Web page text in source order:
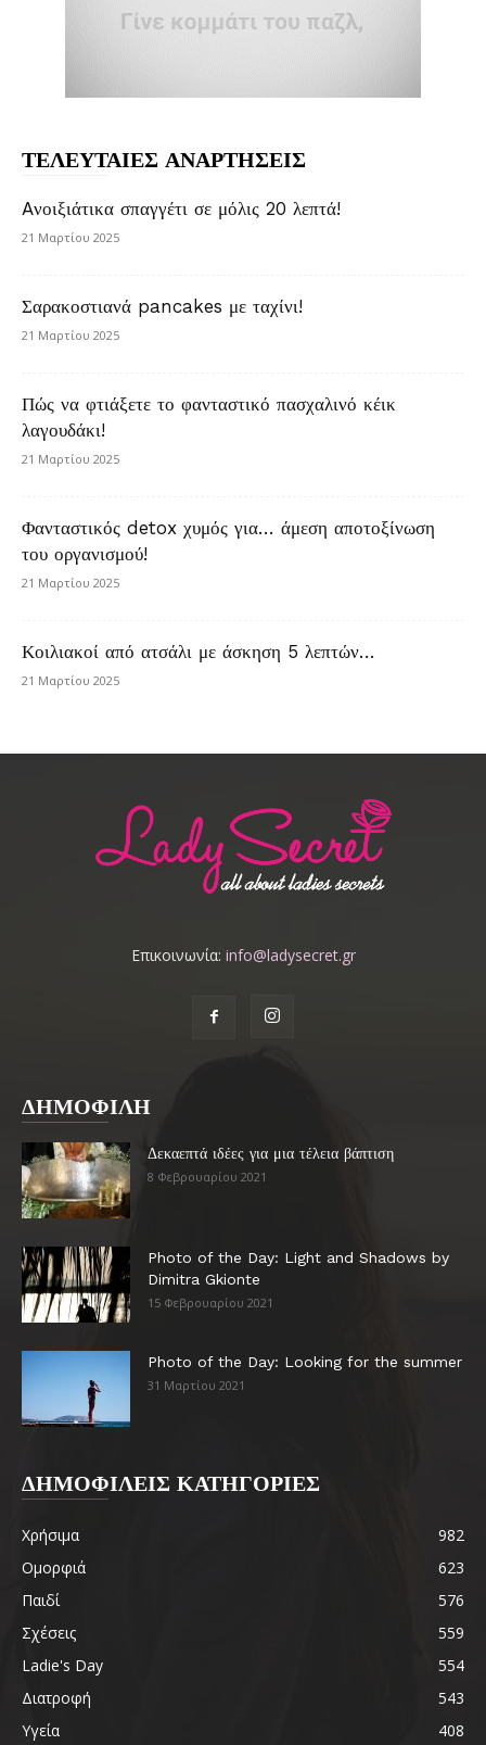
ΤΕΛΕΥΤΑΙΕΣ ΑΝΑΡΤΗΣΕΙΣ
Aνοιξιάτικα σπαγγέτι σε μόλις 20 λεπτά!
21 Μαρτίου 2025
Σαρακοστιανά pancakes με ταχίνι!
21 Μαρτίου 2025
Πώς να φτιάξετε το φανταστικό πασχαλινό κέικ
λαγουδάκι!
21 Μαρτίου 2025
Φανταστικός detox χυμός για… άμεση αποτοξίνωση
του οργανισμού!
21 Μαρτίου 2025
Κοιλιακοί από ατσάλι με άσκηση 5 λεπτών…
21 Μαρτίου 2025
Επικοινωνία: info@ladysecret.gr
ΔΗΜΟΦΙΛΗ
Δεκαεπτά ιδέες για μια τέλεια βάπτιση
8 Φεβρουαρίου 2021
Photo of the Day: Light and Shadows by
Dimitra Gkionte
15 Φεβρουαρίου 2021
Photo of the Day: Looking for the summer
31 Μαρτίου 2021
ΔΗΜΟΦΙΛΕΙΣ ΚΑΤΗΓΟΡΙΕΣ
Χρήσιμα
982
Ομορφιά
623
Παιδί
576
Σχέσεις
559
Ladie's Day
554
Διατροφή
543
Υγεία
408